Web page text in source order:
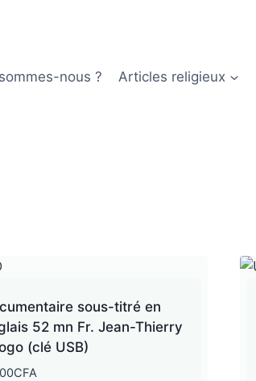
nous ? Articles religieux
sous-titré en
52 mn Fr. Jean-Thierry
(clé USB)
CFA